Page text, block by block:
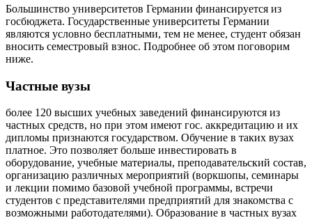
Большинство университетов Германии финансируется из
госбюджета. Государственные университеты Германии
являются условно бесплатными, тем не менее, студент обязан
вносить семестровый взнос. Подробнее об этом поговорим
ниже.
Частные вузы
более 120 высших учебных заведений финансируются из
частных средств, но при этом имеют гос. аккредитацию и их
дипломы признаются государством. Обучение в таких вузах
платное. Это позволяет больше инвестировать в
оборудование, учебные материалы, преподавательский состав,
организацию различных мероприятий (воркшопы, семинары
и лекции помимо базовой учебной программы, встречи
студентов с представителями предприятий для знакомства с
возможными работодателями). Образование в частных вузах